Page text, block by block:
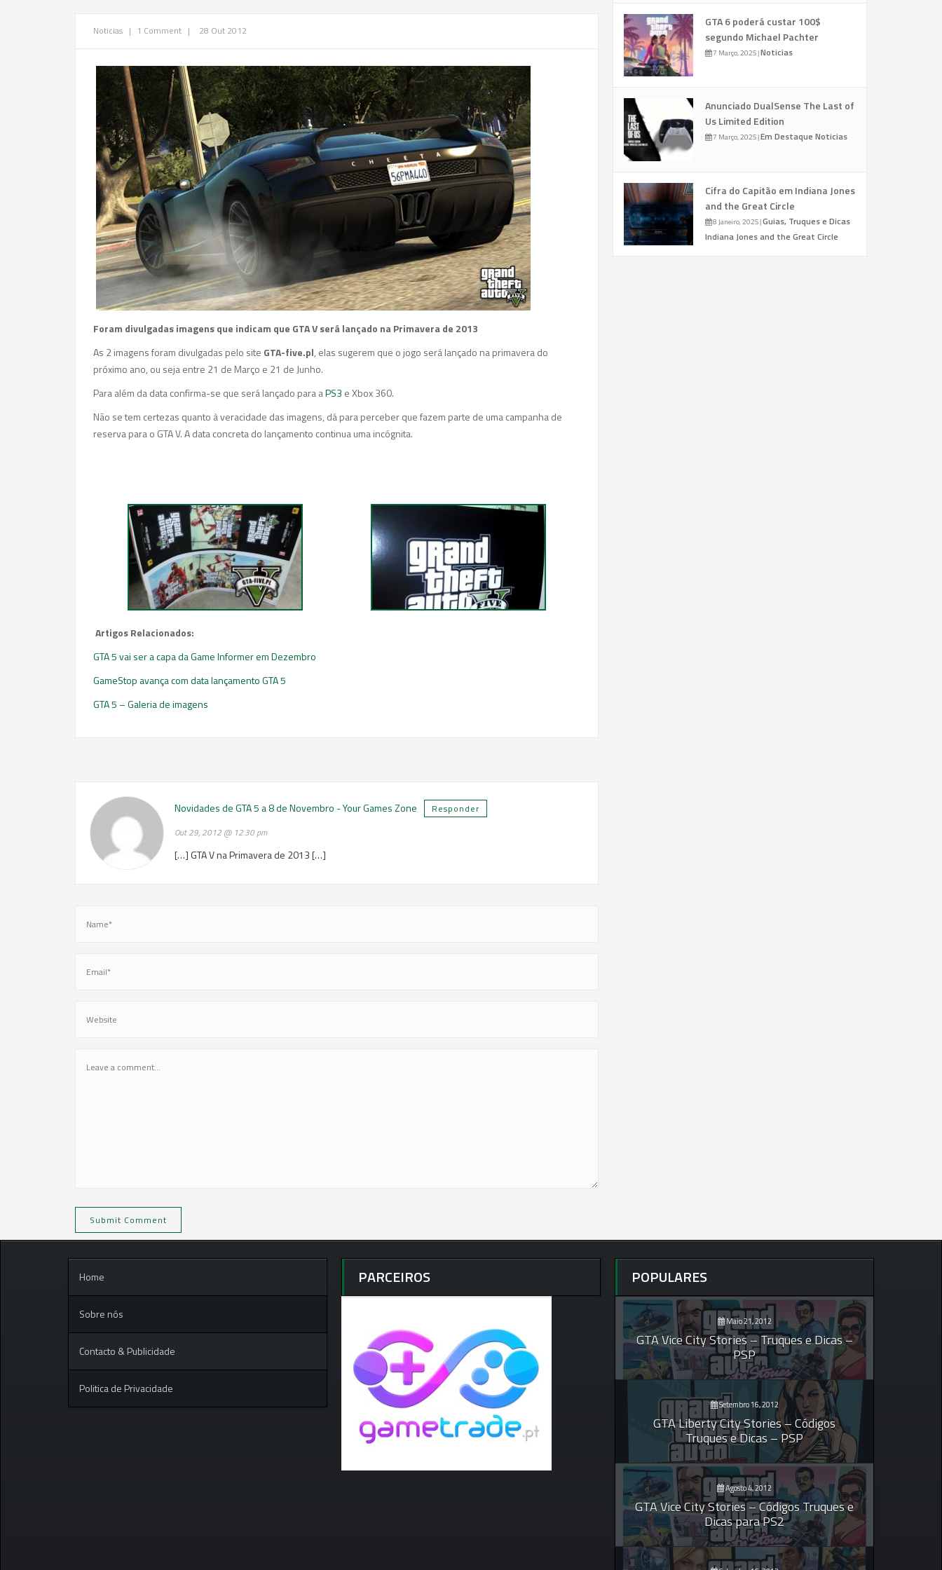
Noticias | 1 Comment | 28 Out 2012
Foram divulgadas imagens que indicam que GTA V será lançado na Primavera de 2013
As 2 imagens foram divulgadas pelo site GTA-five.pl, elas sugerem que o jogo será lançado na primavera do
próximo ano, ou seja entre 21 de Março e 21 de Junho.
Para além da data confirma-se que será lançado para aPS3 e Xbox 360.
Não se tem certezas quanto à veracidade das imagens, dá para perceber que fazem parte de uma campanha de
reserva para o GTA V. A data concreta do lançamento continua uma incógnita.
Artigos Relacionados:
GTA 5 vai ser a capa da Game Informer em Dezembro
GameStop avança com data lançamento GTA 5
GTA 5 – Galeria de imagens
Novidades de GTA 5 a 8 de Novembro - Your Games Zone Responder
Out 29, 2012 @ 12:30 pm
[…] GTA V na Primavera de 2013 […]
GTA 6 poderá custar 100$
segundo Michael Pachter
7 Março, 2025|Noticias
Anunciado DualSense The Last of
Us Limited Edition
7 Março, 2025|Em Destaque Noticias
Cifra do Capitão em Indiana Jones
and the Great Circle
8 Janeiro, 2025|Guias, Truques e Dicas
Indiana Jones and the Great Circle
Home
Sobre nós
Contacto & Publicidade
Politica de Privacidade
PARCEIROS POPULARES
Maio 21, 2012
GTA Vice City Stories – Truques e Dicas –
PSP
Setembro 16, 2012
GTA Liberty City Stories – Códigos
Truques e Dicas – PSP
Agosto 4, 2012
GTA Vice City Stories – Códigos Truques e
Dicas para PS2